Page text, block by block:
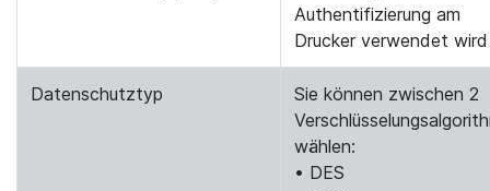
Authentifizierung am
Drucker verwendet wird
Datenschutztyp
Sie können zwischen 2
wählen:
• DES